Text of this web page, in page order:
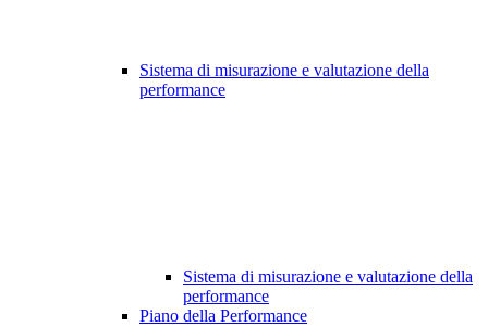
Sistema di misurazione e valutazione della
performance
Sistema di misurazione e valutazione della
performance
Piano della Performance